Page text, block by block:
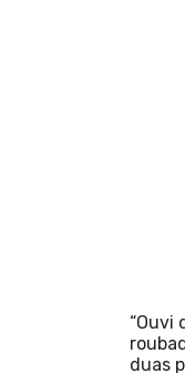
“Ouvi
duas